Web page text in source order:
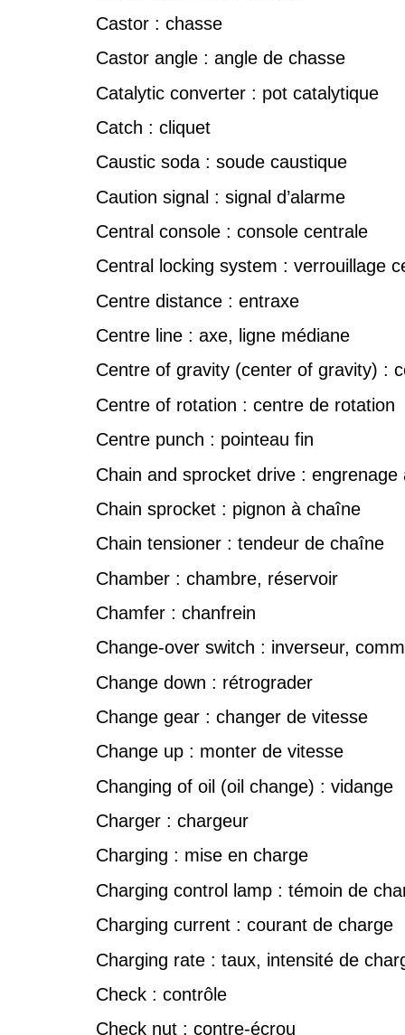
Castor : chasse
Castor angle : angle de chasse
Catalytic converter : pot catalytique
Catch : cliquet
Caustic soda : soude caustique
Caution signal : signal d’alarme
Central console : console centrale
Central locking system : verrouillage
Centre distance : entraxe
Centre line : axe, ligne médiane
Centre of gravity (center of gravity) :
Centre of rotation : centre de rotation
Centre punch : pointeau fin
Chain and sprocket drive : engrenage
Chain sprocket : pignon à chaîne
Chain tensioner : tendeur de chaîne
Chamber : chambre, réservoir
Chamfer : chanfrein
Change-over switch : inverseur,
Change down : rétrograder
Change gear : changer de vitesse
Change up : monter de vitesse
Changing of oil (oil change) : vidange
Charger : chargeur
Charging : mise en charge
Charging control lamp : témoin de
Charging current : courant de charge
Charging rate : taux, intensité de
Check : contrôle
Check nut : contre-écrou